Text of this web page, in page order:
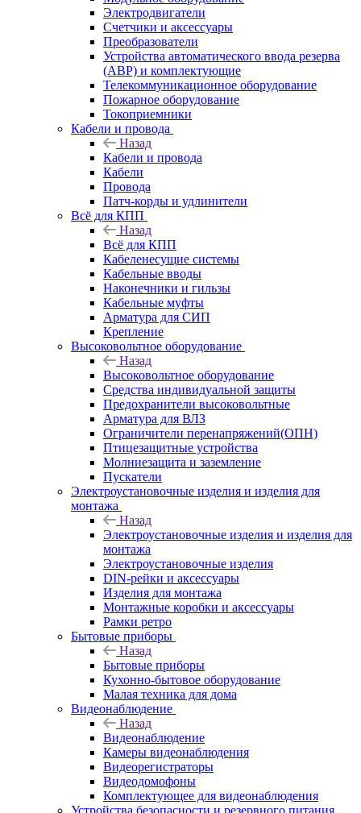
Электродвигатели
Счетчики и аксессуары
Преобразователи
Устройства автоматического ввода резерва
(АВР) и комплектующие
Телекоммуникационное оборудование
Пожарное оборудование
Токоприемники
Кабели и провода
Назад
Кабели и провода
Кабели
Провода
Патч-корды и удлинители
Всё для КПП
Назад
Всё для КПП
Кабеленесущие системы
Кабельные вводы
Наконечники и гильзы
Кабельные муфты
Арматура для СИП
Крепление
Высоковольтное оборудование
Назад
Высоковольтное оборудование
Средства индивидуальной защиты
Предохранители высоковольтные
Арматура для ВЛЗ
Ограничители перенапряжений(ОПН)
Птицезащитные устройства
Молниезащита и заземление
Пускатели
Электроустановочные изделия и изделия для
монтажа
Назад
Электроустановочные изделия и изделия для
монтажа
Электроустановочные изделия
DIN-рейки и аксессуары
Изделия для монтажа
Монтажные коробки и аксессуары
Рамки ретро
Бытовые приборы
Назад
Бытовые приборы
Кухонно-бытовое оборудование
Малая техника для дома
Видеонаблюдение
Назад
Видеонаблюдение
Камеры видеонаблюдения
Видеорегистраторы
Видеодомофоны
Комплектующее для видеонаблюдения
Устройства безопасности и резервного питания